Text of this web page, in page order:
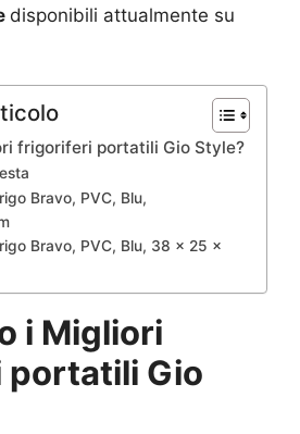
disponibili attualmente su
frigoriferi portatili Gio Style?
Bravo, PVC, Blu,
Bravo, PVC, Blu, 38 x 25 x
i Migliori
Gio